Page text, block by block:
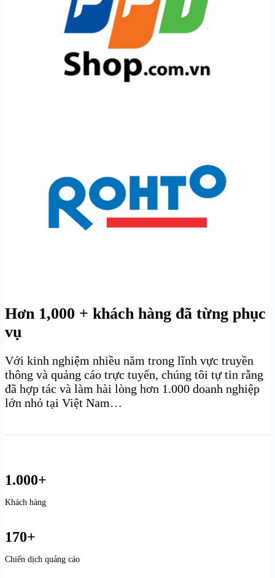
Hơn 1,000 + khách hàng đã từng phục
vụ
Với kinh nghiệm nhiều năm trong lĩnh vực truyền
thông và quảng cáo trực tuyến, chúng tôi tự tin rằng
đã hợp tác và làm hài lòng hơn 1.000 doanh nghiệp
lớn nhỏ tại Việt Nam…
1.000+
Khách hàng
170+
Chiến dịch quảng cáo